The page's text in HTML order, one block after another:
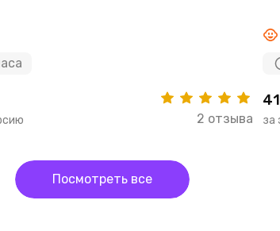
2 отзыва за
Посмотреть все